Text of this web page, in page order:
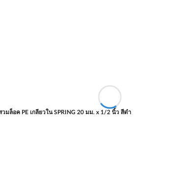
มล็อค PE เกลียวใน SPRING 20 มม. x 1/2 นิ้ว สีดำ